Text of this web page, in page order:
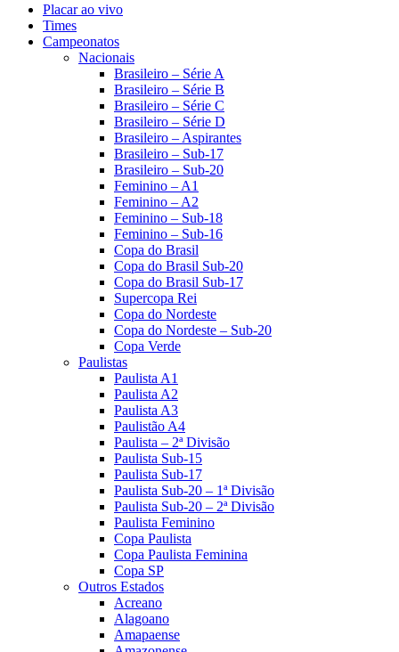
Placar ao vivo
Times
Campeonatos
Nacionais
Brasileiro – Série A
Brasileiro – Série B
Brasileiro – Série C
Brasileiro – Série D
Brasileiro – Aspirantes
Brasileiro – Sub-17
Brasileiro – Sub-20
Feminino – A1
Feminino – A2
Feminino – Sub-18
Feminino – Sub-16
Copa do Brasil
Copa do Brasil Sub-20
Copa do Brasil Sub-17
Supercopa Rei
Copa do Nordeste
Copa do Nordeste – Sub-20
Copa Verde
Paulistas
Paulista A1
Paulista A2
Paulista A3
Paulistão A4
Paulista – 2ª Divisão
Paulista Sub-15
Paulista Sub-17
Paulista Sub-20 – 1ª Divisão
Paulista Sub-20 – 2ª Divisão
Paulista Feminino
Copa Paulista
Copa Paulista Feminina
Copa SP
Outros Estados
Acreano
Alagoano
Amapaense